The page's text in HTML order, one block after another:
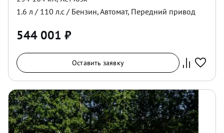
1.6 л / 110 л.с / Бензин,Автомат, Передний привод
544 001 ₽
Оставить заявку